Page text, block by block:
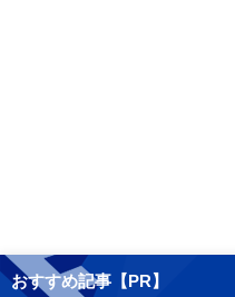
おすすめ記事【PR】